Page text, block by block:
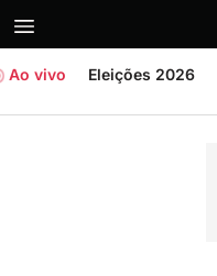
Ao vivo Eleições 2026